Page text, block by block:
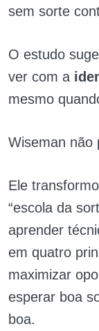
sem sorte
O estudo
ver com a
mesmo
Wiseman não
Ele
“escola da
aprender
em quatro
maximizar
esperar boa
boa.